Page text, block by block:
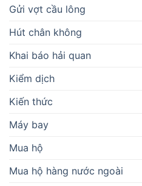
Gửi vợt cầu lông
Hút chân không
Khai báo hải quan
Kiểm dịch
Kiến thức
Máy bay
Mua hộ
Mua hộ hàng nước ngoài